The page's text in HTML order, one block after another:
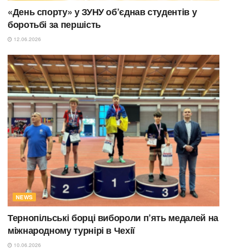
«День спорту» у ЗУНУ об’єднав студентів у
боротьбі за першість
12.06.2026
NEWS
Тернопільські борці вибороли п’ять медалей на
міжнародному турнірі в Чехії
10.06.2026